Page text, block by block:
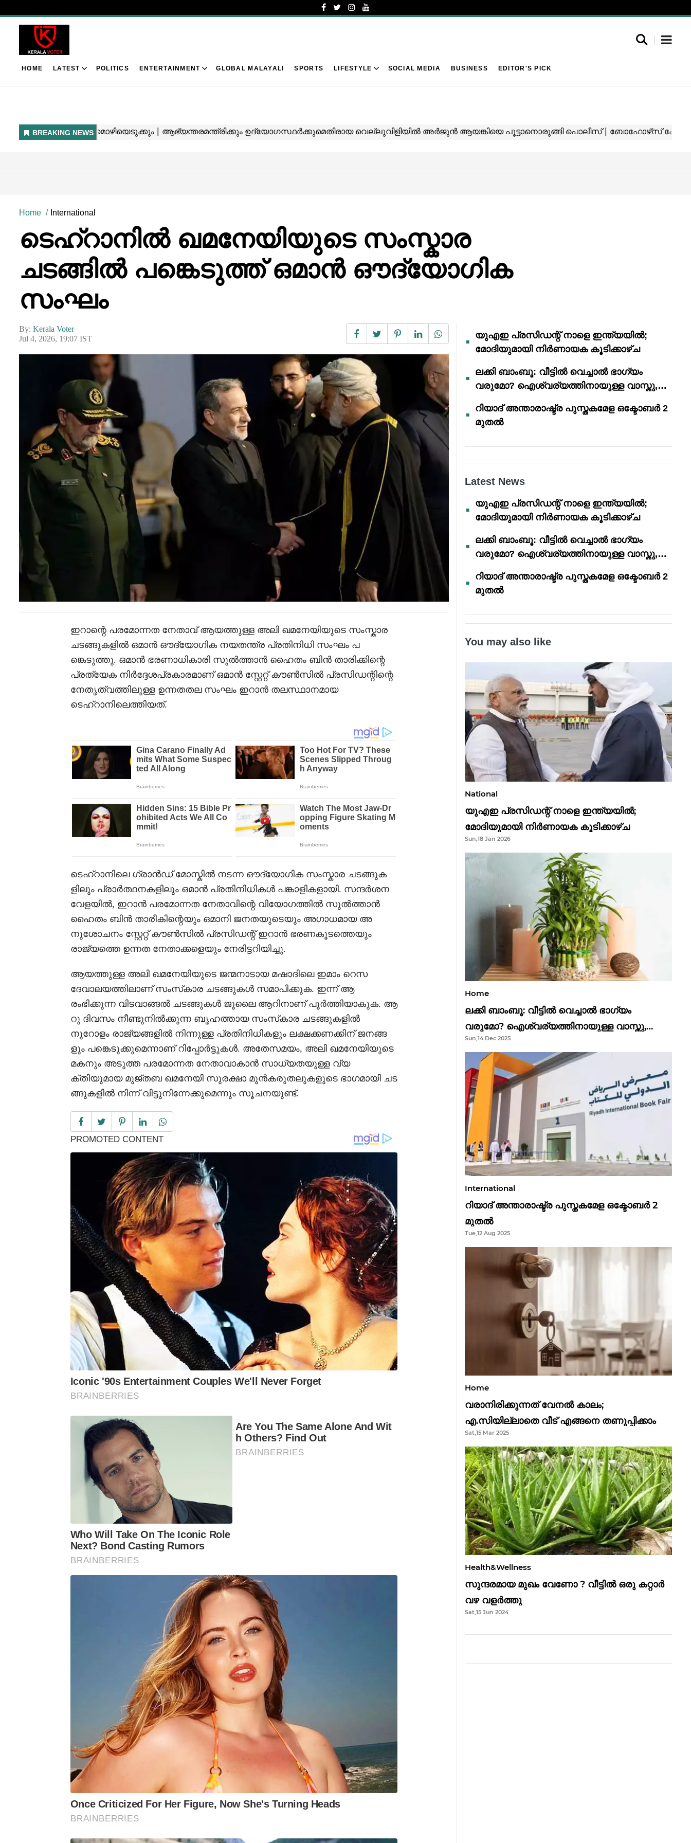
HOME LATEST POLITICS ENTERTAINMENT GLOBAL MALAYALI SPORTS LIFESTYLE SOCIAL MEDIA BUSINESS EDITOR'S PICK
Home International
ടെഹ്റാനിൽ ഖമനേയിയുടെ സംസ്കാര
ചടങ്ങിൽ പങ്കെടുത്ത് ഒമാൻ ഔദ്യോഗിക
സംഘം
By: Kerala Voter
Jul 4, 2026, 19:07 IST
ഇറാന്റെ പരമോന്നത നേതാവ് ആയത്തുള്ള അലി ഖമനേയിയുടെ സംസ്കാര
ചടങ്ങുകളിൽ ഒമാൻ ഔദ്യോഗിക നയതന്ത്ര പ്രതിനിധി സംഘം പ
ങ്കെടുത്തു. ഒമാൻ ഭരണാധികാരി സുൽത്താൻ ഹൈതം ബിൻ താരിക്കിന്റെ
പ്രത്യേക നിർദ്ദേശപ്രകാരമാണ് ഒമാൻ സ്റ്റേറ്റ് കൗൺസിൽ പ്രസിഡന്റിന്റെ
നേതൃത്വത്തിലുള്ള ഉന്നതതല സംഘം ഇറാൻ തലസ്ഥാനമായ
ടെഹ്റാനിലെത്തിയത്.
ടെഹ്റാനിലെ ഗ്രാൻഡ് മോസ്കിൽ നടന്ന ഔദ്യോഗിക സംസ്കാര ചടങ്ങുക
ളിലും പ്രാർത്ഥനകളിലും ഒമാൻ പ്രതിനിധികൾ പങ്കാളികളായി. സന്ദർശന
വേളയിൽ, ഇറാൻ പരമോന്നത നേതാവിന്റെ വിയോഗത്തിൽ സുൽത്താൻ
ഹൈതം ബിൻ താരീകിന്റെയും ഒമാനി ജനതയുടെയും അഗാധമായ അ
നുശോചനം സ്റ്റേറ്റ് കൗൺസിൽ പ്രസിഡന്റ് ഇറാൻ ഭരണകൂടത്തെയും
രാജ്യത്തെ ഉന്നത നേതാക്കളെയും നേരിട്ടറിയിച്ചു.
ആയത്തുള്ള അലി ഖമനേയിയുടെ ജന്മനാടായ മഷാദിലെ ഇമാം റെസ
ദേവാലയത്തിലാണ് സംസ്‌കാര ചടങ്ങുകൾ സമാപിക്കുക. ഇന്ന് ആ
രംഭിക്കുന്ന വിടവാങ്ങൽ ചടങ്ങുകൾ ജൂലൈ ആറിനാണ് പൂർത്തിയാകുക. ആ
റു ദിവസം നീണ്ടുനിൽക്കുന്ന ബൃഹത്തായ സംസ്‌കാര ചടങ്ങുകളിൽ
നൂറോളം രാജ്യങ്ങളിൽ നിന്നുള്ള പ്രതിനിധികളും ലക്ഷക്കണക്കിന് ജനങ്ങ
ളും പങ്കെടുക്കുമെന്നാണ് റിപ്പോർട്ടുകൾ. അതേസമയം, അലി ഖമനേയിയുടെ
മകനും അടുത്ത പരമോന്നത നേതാവാകാൻ സാധ്യതയുള്ള വ്യ
ക്തിയുമായ മുജ്തബ ഖമനേയി സുരക്ഷാ മുൻകരുതലുകളുടെ ഭാഗമായി ചട
ങ്ങുകളിൽ നിന്ന് വിട്ടുനിന്നേക്കുമെന്നും സൂചനയുണ്ട്.
യുഎഇ പ്രസിഡന്റ് നാളെ ഇന്ത്യയിൽ;
മോദിയുമായി നിർണായക കൂടിക്കാഴ്ച
ലക്കി ബാംബൂ: വീട്ടിൽ വെച്ചാൽ ഭാഗ്യം
വരുമോ? ഐശ്വര്യത്തിനായുള്ള വാസ്തു,
റിയാദ് അന്താരാഷ്ട്ര പുസ്തകമേള ഒക്ടോബർ 2
മുതൽ
Latest News
യുഎഇ പ്രസിഡന്റ് നാളെ ഇന്ത്യയിൽ;
മോദിയുമായി നിർണായക കൂടിക്കാഴ്ച
ലക്കി ബാംബൂ: വീട്ടിൽ വെച്ചാൽ ഭാഗ്യം
വരുമോ? ഐശ്വര്യത്തിനായുള്ള വാസ്തു,
റിയാദ് അന്താരാഷ്ട്ര പുസ്തകമേള ഒക്ടോബർ 2
മുതൽ
You may also like
National
യുഎഇ പ്രസിഡന്റ് നാളെ ഇന്ത്യയിൽ;
മോദിയുമായി നിർണായക കൂടിക്കാഴ്ച
Sun,18 Jan 2026
Home
ലക്കി ബാംബൂ: വീട്ടിൽ വെച്ചാൽ ഭാഗ്യം
വരുമോ? ഐശ്വര്യത്തിനായുള്ള വാസ്തു,
ഫെങ് ഷൂയി വിശ്വാസങ്ങൾ
Sun,14 Dec 2025
International
റിയാദ് അന്താരാഷ്ട്ര പുസ്തകമേള ഒക്ടോബർ 2
മുതൽ
Tue,12 Aug 2025
Home
വരാനിരിക്കുന്നത് വേനൽ കാലം;
എ.സിയില്ലാതെ വീട് എങ്ങനെ തണുപ്പിക്കാം
Sat,15 Mar 2025
Health&Wellness
സുന്ദരമായ മുഖം വേണോ ? വീട്ടിൽ ഒരു കറ്റാർ
വഴ വളർത്തു
Sat,15 Jun 2024